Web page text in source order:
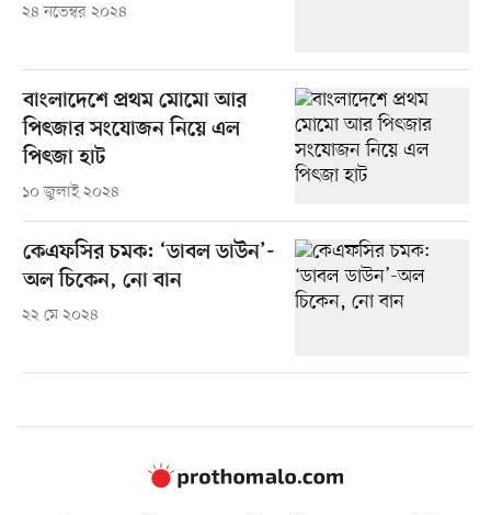
২৪ নভেম্বর ২০২৪
বাংলাদেশে প্রথম মোমো আর
পিৎজার সংযোজন নিয়ে এল
পিৎজা হাট
১০ জুলাই ২০২৪
কেএফসির চমক: ‘ডাবল ডাউন’-
অল চিকেন, নো বান
২২ মে ২০২৪